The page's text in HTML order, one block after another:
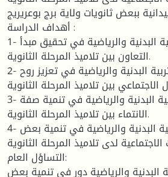
ببعض ثانويات ولاية برج بوعريريج
أهداف الدراسة :
1- معرفة دور حصة التربية البدنية والرياضية في تحقيق مبدأ
التعاون بين تلاميذ المرحلة الثانوية.
2- معرفة دور حصة التربية البدنية والرياضية في تعزيز روح
الاجتماعي بين تلاميذ المرحلة الثانوية.
3- معرفة دور حصة التربية البدنية والرياضية في تنمية صفة
الانتماء بين تلاميذ المرحلة الثانوية.
4- معرفة دور حصة التربية البدنية والرياضية في تنمية بعض
لدى تلاميذ المرحلة الثانوية.
التساؤل العام:
البدنية والرياضية دور في تنمية بعض